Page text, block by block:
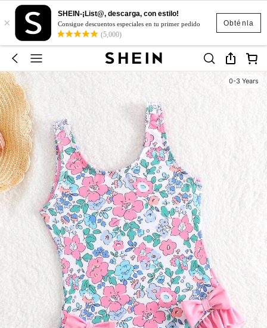
Obténla
×
SHEIN-¡List@, descarga, con estilo!
Consigue descuentos especiales en tu primer pedido
(5,000)
0-3 Years